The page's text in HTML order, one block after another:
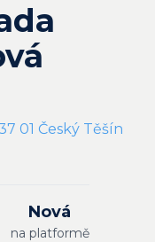
01 Český Těšín
Nová
na platformě